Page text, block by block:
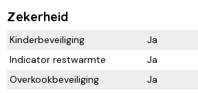
Zekerheid
Kinderbeveiliging
Ja
Indicator restwarmte
Ja
Overkookbeveiliging
Ja